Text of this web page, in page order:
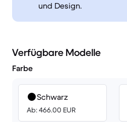
und Design.
Verfügbare Modelle
Farbe
Schwarz
Ab: 466.00 EUR